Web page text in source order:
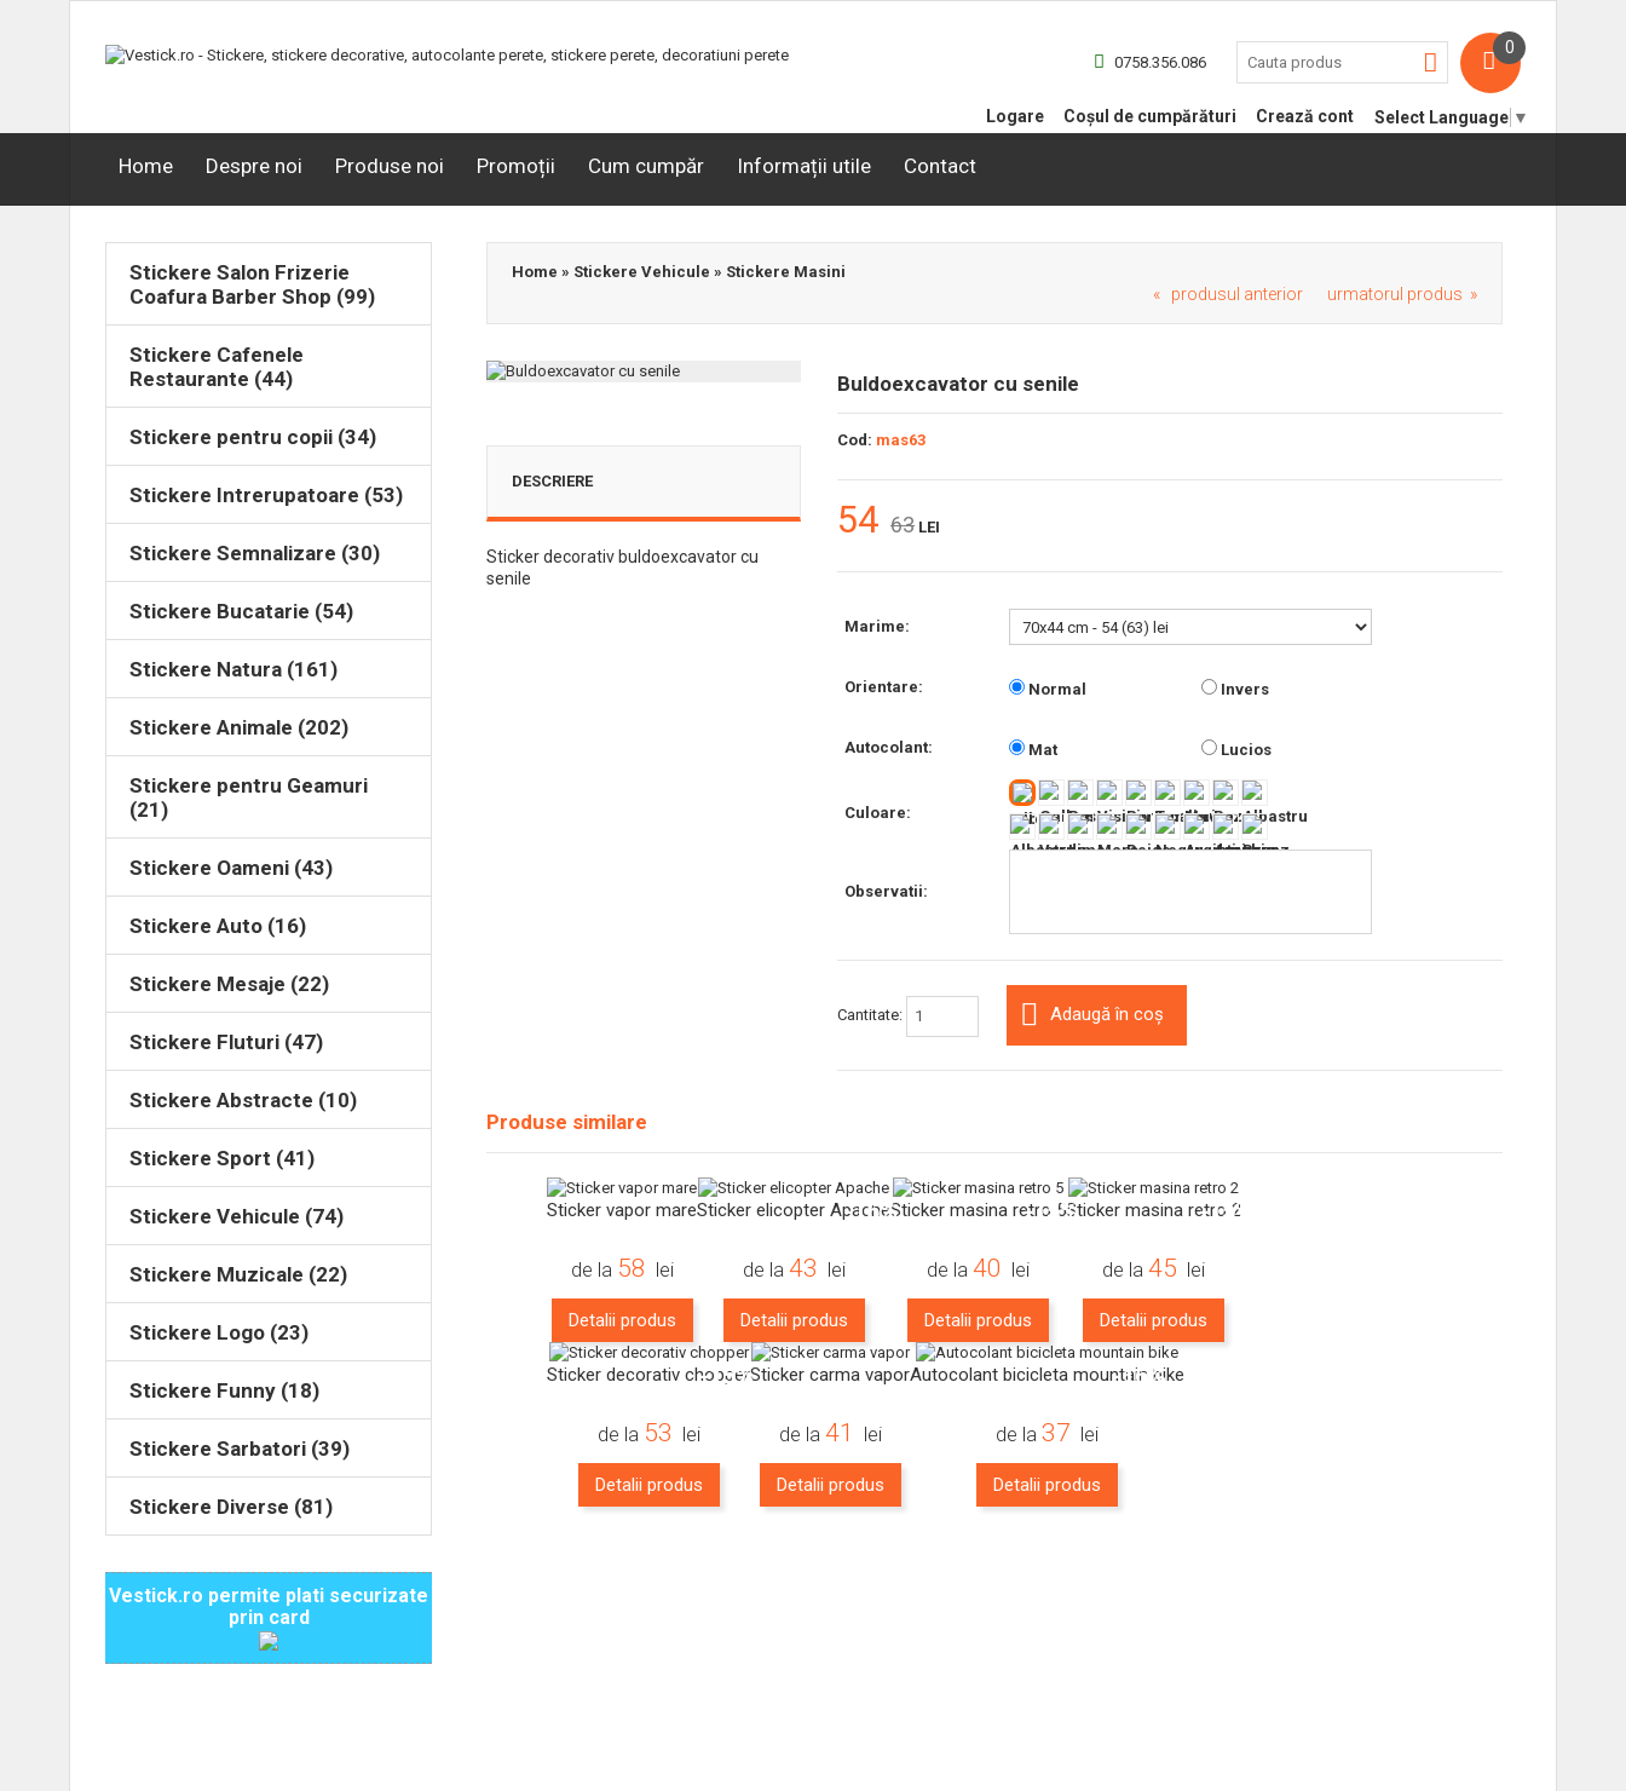
0
0758.356.086
Logare Coșul de cumpărături Crează cont Select Language ▼
Home Despre noi Produse noi Promoții Cum cumpăr Informații utile Contact
Stickere Salon Frizerie
Coafura Barber Shop (99)
Stickere Cafenele
Restaurante (44)
Stickere pentru copii (34)
Stickere Intrerupatoare (53)
Stickere Semnalizare (30)
Stickere Bucatarie (54)
Stickere Natura (161)
Stickere Animale (202)
Stickere pentru Geamuri
(21)
Stickere Oameni (43)
Stickere Auto (16)
Stickere Mesaje (22)
Stickere Fluturi (47)
Stickere Abstracte (10)
Stickere Sport (41)
Stickere Vehicule (74)
Stickere Muzicale (22)
Stickere Logo (23)
Stickere Funny (18)
Stickere Sarbatori (39)
Stickere Diverse (81)
Vestick.ro permite plati securizate
prin card
Home » Stickere Vehicule » Stickere Masini
« produsul anterior urmatorul produs »
DESCRIERE
Sticker decorativ buldoexcavator cu
senile
Buldoexcavator cu senile
Cod: mas63
54 63LEI
Marime:
Orientare: Normal Invers
Autocolant: Mat Lucios
Culoare:
Observatii:
Cantitate: Adaugă în coș
Produse similare
Sticker vapor mare
de la 58 lei
Detalii produs
-16%
Sticker elicopter Apache
de la 43 lei
Detalii produs
-15%
Sticker masina retro 5
de la 40 lei
Detalii produs
-15%
Sticker masina retro 2
de la 45 lei
Detalii produs
-15%
Sticker decorativ chopper
de la 53 lei
Detalii produs
Sticker carma vapor
de la 41 lei
Detalii produs
-16%
Autocolant bicicleta mountain bike
de la 37 lei
Detalii produs